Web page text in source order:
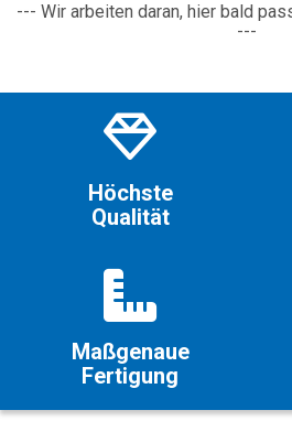
--- Wir arbeiten daran, hier bald
---
Höchste
Qualität
Maßgenaue
Fertigung